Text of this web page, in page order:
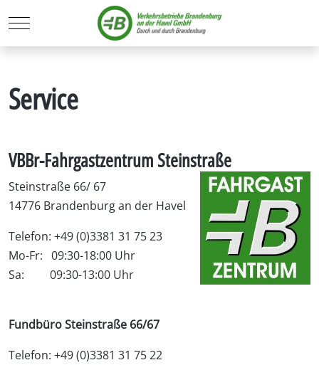
Mobile Menu Toggle
Service
VBBr-Fahrgastzentrum Steinstraße
Steinstraße 66/ 67
14776 Brandenburg an der Havel
Telefon: +49 (0)3381 31 75 23
Mo-Fr: 09:30-18:00 Uhr
Sa: 09:30-13:00 Uhr
Fundbüro Steinstraße 66/67
Telefon: +49 (0)3381 31 75 22